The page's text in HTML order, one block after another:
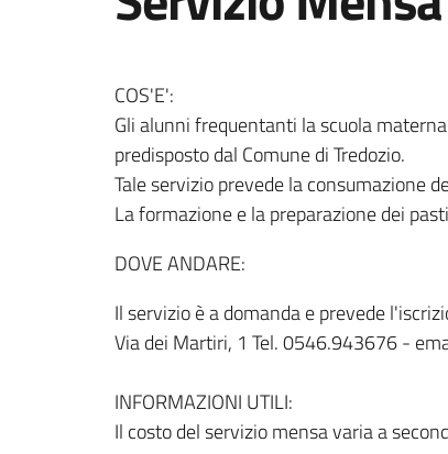
COS'E':
Gli alunni frequentanti la scuola
predisposto dal Comune di Tredozio.
Tale servizio prevede la consumazione
La formazione e la preparazione dei
DOVE ANDARE:
Il servizio è a domanda e prevede
Via dei Martiri, 1 Tel. 0546.943676 -
INFORMAZIONI UTILI:
Il costo del servizio mensa varia a